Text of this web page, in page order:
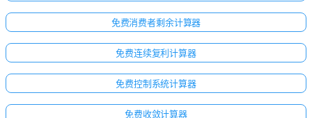
免费消费者剩余计算器
免费连续复利计算器
免费控制系统计算器
免费收敛计算器